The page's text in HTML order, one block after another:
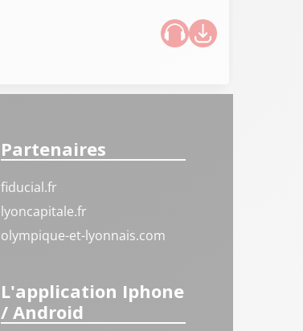
Partenaires
fiducial.fr
lyoncapitale.fr
olympique-et-lyonnais.com
L'application Iphone
/ Android